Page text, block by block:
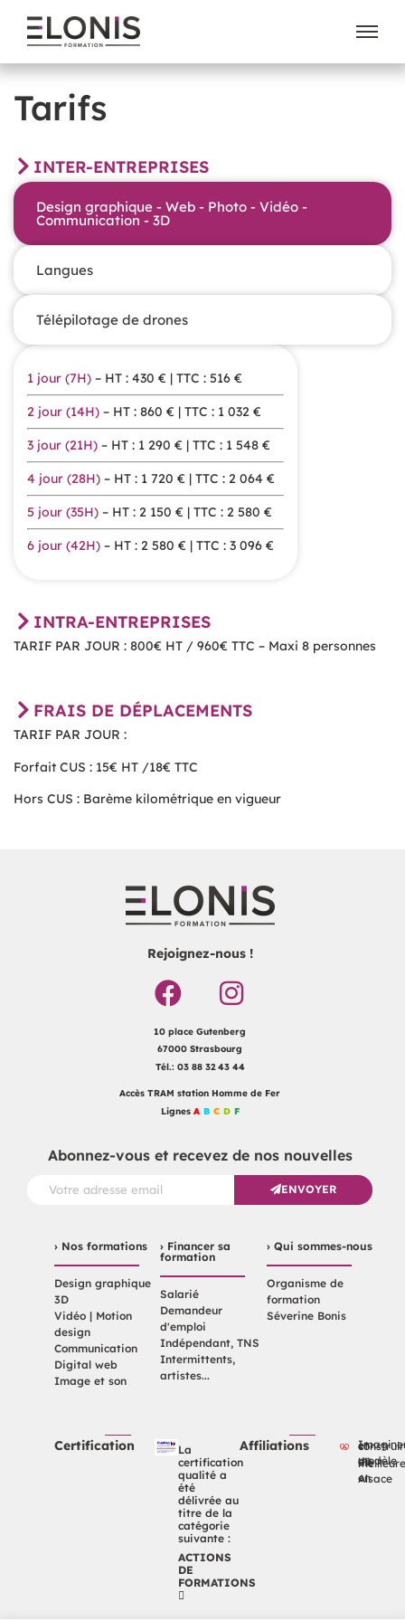
Tarifs
INTER-ENTREPRISES
Design graphique - Web - Photo - Vidéo -
Communication - 3D
Langues
Télépilotage de drones
1 jour (7H) – HT : 430 € | TTC : 516 €
2 jour (14H) – HT : 860 € | TTC : 1 032 €
3 jour (21H) – HT : 1 290 € | TTC : 1 548 €
4 jour (28H) – HT : 1 720 € | TTC : 2 064 €
5 jour (35H) – HT : 2 150 € | TTC : 2 580 €
6 jour (42H) – HT : 2 580 € | TTC : 3 096 €
INTRA-ENTREPRISES
TARIF PAR JOUR : 800€ HT / 960€ TTC – Maxi 8 personnes
FRAIS DE DÉPLACEMENTS
TARIF PAR JOUR :
Forfait CUS : 15€ HT /18€ TTC
Hors CUS : Barème kilométrique en vigueur
Rejoignez-nous !
10 place Gutenberg
67000 Strasbourg
Tél.: 03 88 32 43 44
Accès TRAM station Homme de Fer
Lignes A B C D F
Abonnez-vous et recevez de nos nouvelles
ENVOYER
› Nos formations
Design graphique
3D
Vidéo | Motion
design
Communication
Digital web
Image et son
› Financer sa
formation
Salarié
Demandeur
d'emploi
Indépendant, TNS
Intermittents,
artistes...
› Qui sommes-nous
Organisme de
formation
Séverine Bonis
Certification
La
certification
qualité a
été
délivrée au
titre de la
catégorie
suivante :
ACTIONS
DE
FORMATIONS
Affiliations
Imaginer et
un modèle de vie
en Alsace